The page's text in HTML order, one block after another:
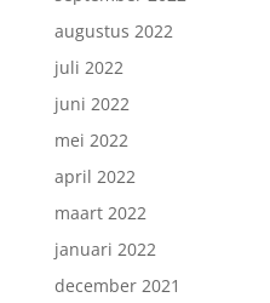
augustus 2022
juli 2022
juni 2022
mei 2022
april 2022
maart 2022
januari 2022
december 2021